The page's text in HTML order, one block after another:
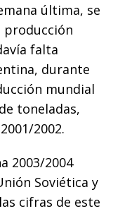
última, se
producción
falta
durante
mundial
toneladas,
2002.
2003/2004
Soviética y
cifras de este